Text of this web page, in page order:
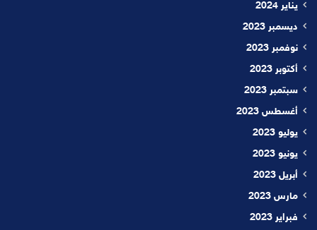
يناير 2024
ديسمبر 2023
نوفمبر 2023
أكتوبر 2023
سبتمبر 2023
أغسطس 2023
يوليو 2023
يونيو 2023
أبريل 2023
مارس 2023
فبراير 2023